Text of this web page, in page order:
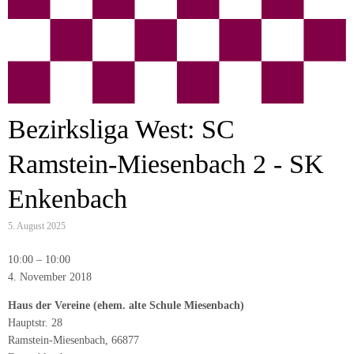
Bezirksliga West: SC
Ramstein-Miesenbach 2 - SK
Enkenbach
5. August 2025
Bezirksliga
West:
Ramstein-
Miesenbach
2
10:00 – 10:00
4. November 2018
Haus der Vereine (ehem. alte Schule Miesenbach)
Hauptstr. 28
Ramstein-Miesenbach 66877